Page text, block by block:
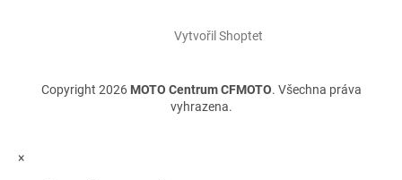
Vytvořil Shoptet
Copyright 2026 MOTO Centrum CFMOTO. Všechna práva
vyhrazena.
×